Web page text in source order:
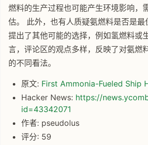
燃料的生产过程也可能产生环境影响，
估。 此外，也有人质疑氨燃料是否是
提出了其他可能的选择，例如氢燃料或
言，评论区的观点多样，反映了对氨燃
的不同看法。
原文: First Ammonia-Fueled Ship
Hacker News: https://
id=43342071
作者: pseudolus
评分: 59